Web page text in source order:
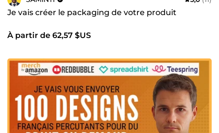
Je vais créer le packaging de votre produit
À partir de 62,57 $US